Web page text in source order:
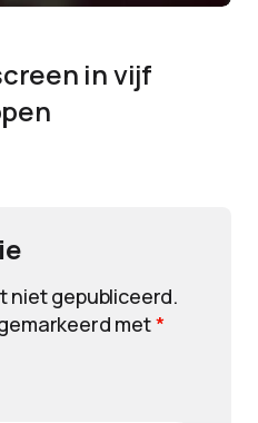
in vijf
niet gepubliceerd.
met*